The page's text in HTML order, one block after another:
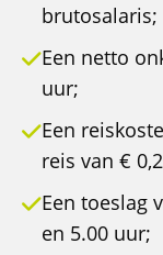
brutosalaris;
Een netto
uur;
Een
reis van €
Een toeslag
en 5.00 uur;